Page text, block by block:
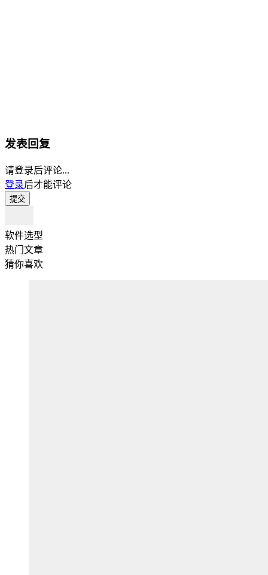
发表回复
请登录后评论...
登录后才能评论
提交
软件选型
热门文章
猜你喜欢